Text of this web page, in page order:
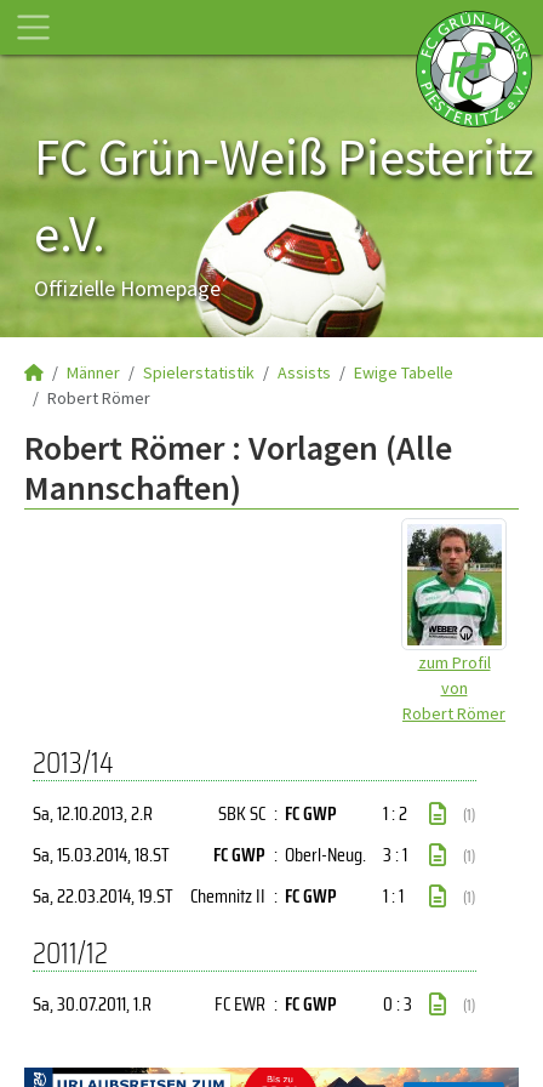
FC Grün-Weiß Piesteritz
e.V.
Offizielle Homepage
Männer Spielerstatistik Assists
Ewige Tabelle
Robert Römer
Robert Römer : Vorlagen (Alle
Mannschaften)
zum Profil
von
Robert Römer
2013/14
Sa, 12.10.2013, 2.R SBK SC : FC GWP 1 : 2 (1)
Sa, 15.03.2014, 18.ST FC GWP : Oberl-Neug. 3 : 1 (1)
Sa, 22.03.2014, 19.ST Chemnitz II : FC GWP 1 : 1 (1)
2011/12
Sa, 30.07.2011, 1.R FC EWR : FC GWP 0 : 3 (1)